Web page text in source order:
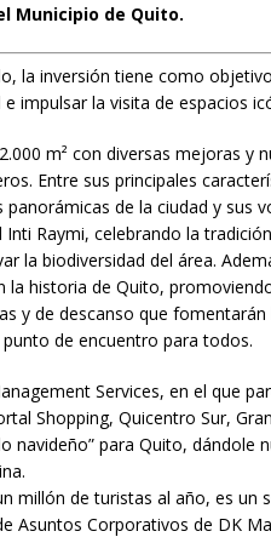
Municipio de Quito.
la inversión tiene como
impulsar la visita de espacios
m² con diversas mejoras y
Entre sus principales
de la ciudad y sus
Raymi, celebrando la
la biodiversidad del área.
la historia de Quito,
y de descanso que fomentarán
de encuentro para todos.
Services, en el que
Shopping, Quicentro Sur,
navideño” para Quito, dándole
millón de turistas al año, es un
Asuntos Corporativos de DK